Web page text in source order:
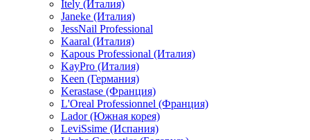
Itely (Италия)
Janeke (Италия)
JessNail Professional
Kaaral (Италия)
Kapous Professional (Италия)
KayPro (Италия)
Keen (Германия)
Kerastase (Франция)
L'Oreal Professionnel (Франция)
Lador (Южная корея)
LeviSsime (Испания)